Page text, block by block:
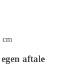
cm
aftale